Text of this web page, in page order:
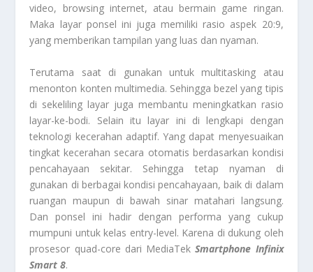
video, browsing internet, atau bermain game ringan.
Maka layar ponsel ini juga memiliki rasio aspek 20:9,
yang memberikan tampilan yang luas dan nyaman.
Terutama saat di gunakan untuk multitasking atau
menonton konten multimedia. Sehingga bezel yang tipis
di sekeliling layar juga membantu meningkatkan rasio
layar-ke-bodi. Selain itu layar ini di lengkapi dengan
teknologi kecerahan adaptif. Yang dapat menyesuaikan
tingkat kecerahan secara otomatis berdasarkan kondisi
pencahayaan sekitar. Sehingga tetap nyaman di
gunakan di berbagai kondisi pencahayaan, baik di dalam
ruangan maupun di bawah sinar matahari langsung.
Dan ponsel ini hadir dengan performa yang cukup
mumpuni untuk kelas entry-level. Karena di dukung oleh
prosesor quad-core dari MediaTekSmartphone Infinix
Smart 8.